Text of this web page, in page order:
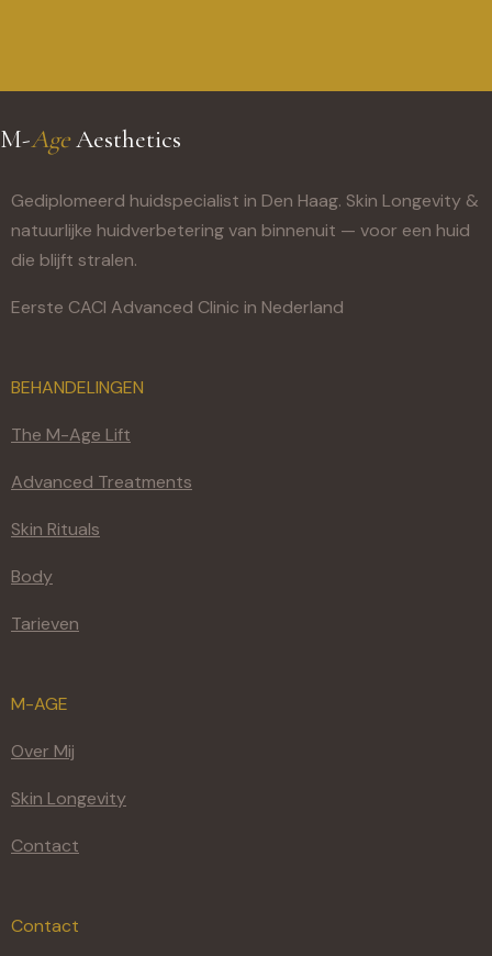
M-AgeAesthetics
Gediplomeerd huidspecialist in Den Haag. Skin Longevity &
natuurlijke huidverbetering van binnenuit — voor een huid
die blijft stralen.
Eerste CACI Advanced Clinic in Nederland
BEHANDELINGEN
The M-Age Lift
Advanced Treatments
Skin Rituals
Body
Tarieven
M-AGE
Over Mij
Skin Longevity
Contact
Contact